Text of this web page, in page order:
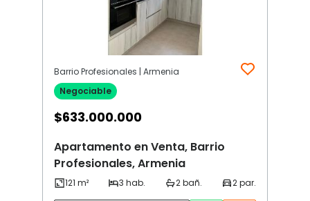
Barrio Profesionales | Armenia
Negociable
$633.000.000
Apartamento en Venta, Barrio
Profesionales, Armenia